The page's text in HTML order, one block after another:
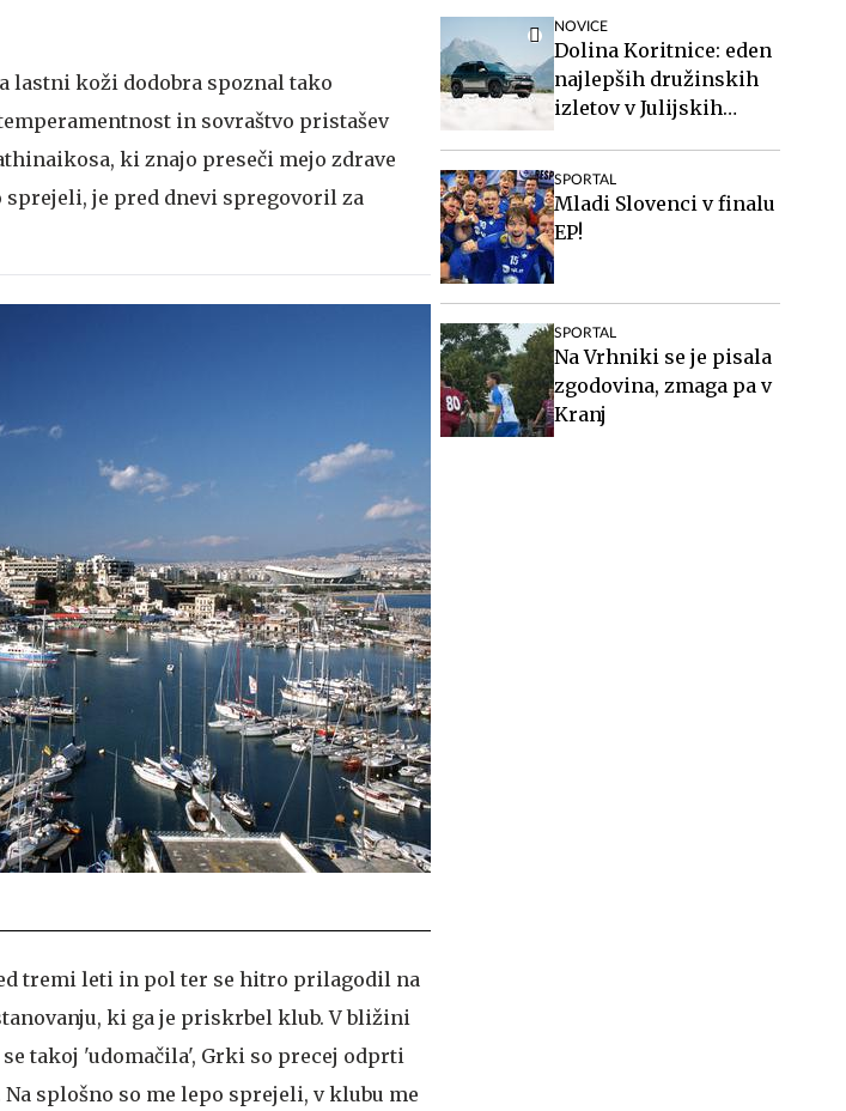
lastni koži dodobra spoznal tako
in sovraštvo pristašev
ki znajo preseči mejo zdrave
je pred dnevi spregovoril za
tremi leti in pol ter se hitro prilagodil na
ki ga je priskrbel klub. V bližini
takoj 'udomačila', Grki so precej odprti
splošno so me lepo sprejeli, v klubu me
NOVICE
Dolina Koritnice: eden
najlepših družinskih
izletov v Julijskih
SPORTAL
Mladi Slovenci v finalu
EP!
SPORTAL
Na Vrhniki se je pisala
zgodovina, zmaga pa v
Kranj